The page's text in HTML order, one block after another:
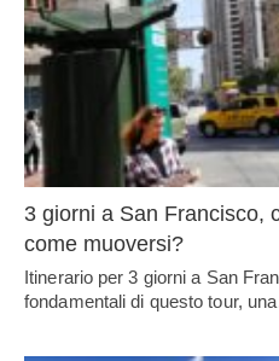
3 giorni a San Francisco,
come muoversi?
Itinerario per 3 giorni a San
fondamentali di questo tour,